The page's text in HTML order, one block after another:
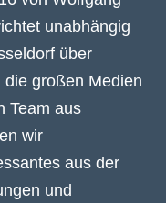
unabhängig
über
großen Medien
Team aus
wir
aus der
und